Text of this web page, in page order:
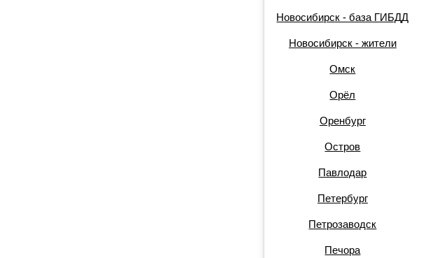
Новосибирск - база ГИБДД
Новосибирск - жители
Омск
Орёл
Оренбург
Остров
Павлодар
Петербург
Петрозаводск
Печора